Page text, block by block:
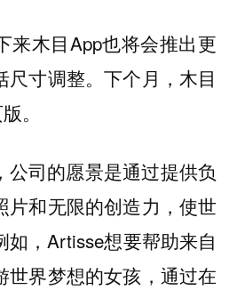
来木目App也将会推出更
尺寸调整。下个月，木目
。
公司的愿景是通过提供负
片和无限的创造力，使世
如，Artisse想要帮助来自
世界梦想的女孩，通过在